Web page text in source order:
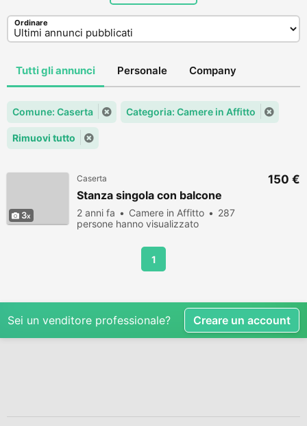
Ordinare
Tutti gli annunci Personale Company
Comune: Caserta Categoria: Camere in Affitto
Rimuovi tutto
3
Caserta
Stanza singola con balcone
2 anni fa Camere in Affitto
287
persone hanno visualizzato
150 €
1
Sei un venditore professionale? Creare un account